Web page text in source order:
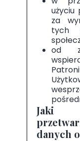
użyciu
za
tych
od
Jaki
danych